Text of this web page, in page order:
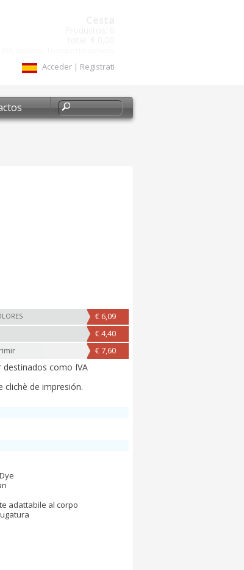
Acceder | Registrati
€ 6,09
€ 4,40
€ 7,60
destinados como IVA
clichè de impresión.
adattabile al corpo